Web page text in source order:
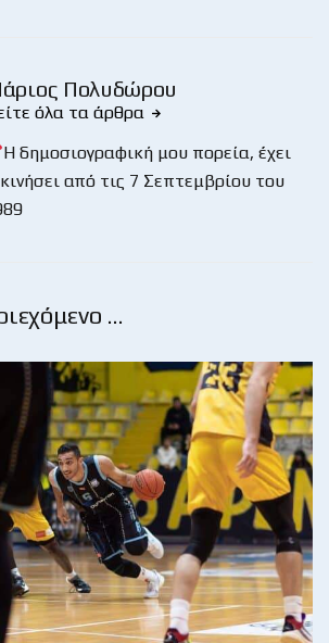
Πολυδώρου
όλα τα άρθρα
Η δημοσιογραφική μου πορεία, έχει
από τις 7 Σεπτεμβρίου του
…